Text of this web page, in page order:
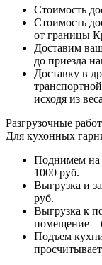
Стоимость
Стоимость
от границы
Доставим
до приезда
Доставку в
исходя из
Разгрузочные
Для кухонных
Поднимем на
1000 руб.
Выгрузка и
руб.
Выгрузка к
помещение –
Подъем